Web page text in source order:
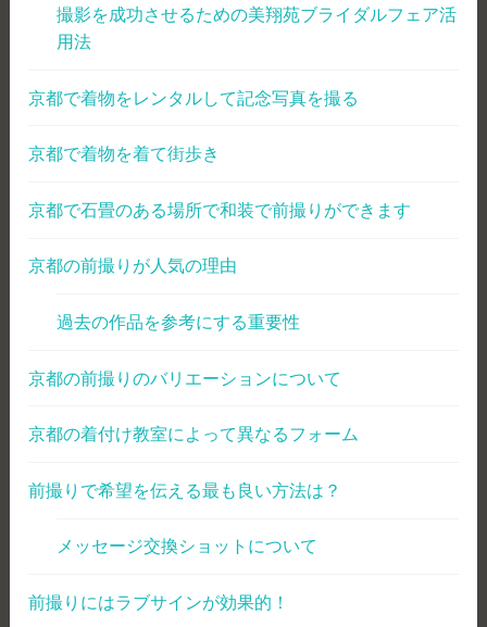
撮影を成功させるための美翔苑ブライダルフェア活
用法
京都で着物をレンタルして記念写真を撮る
京都で着物を着て街歩き
京都で石畳のある場所で和装で前撮りができます
京都の前撮りが人気の理由
過去の作品を参考にする重要性
京都の前撮りのバリエーションについて
京都の着付け教室によって異なるフォーム
前撮りで希望を伝える最も良い方法は？
メッセージ交換ショットについて
前撮りにはラブサインが効果的！